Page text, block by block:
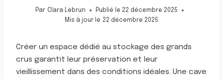
Par Clara Lebrun Publié le 22 décembre 2025
Mis à jour le 22 décembre 2025
Créer un espace dédié au stockage des grands
crus garantit leur préservation et leur
vieillissement dans des conditions idéales. Une cave